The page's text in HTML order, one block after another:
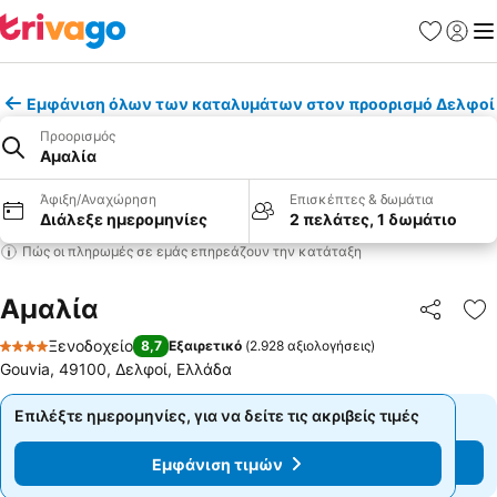
Εμφάνιση όλων των καταλυμάτων στον προορισμό Δελφοί
Προορισμός
Αμαλία
Άφιξη/Αναχώρηση
Διάλεξε ημερομηνίες
Επισκέπτες & δωμάτια
2 πελάτες, 1 δωμάτιο
Πώς οι πληρωμές σε εμάς επηρεάζουν την κατάταξη
Αμαλία
4 Αστέρια
Ξενοδοχείο 8,7 Εξαιρετικό (2.928 αξιολογήσεις)
Gouvia, 49100, Δελφοί, Ελλάδα
Επιλέξτε ημερομηνίες, για να δείτε τις ακριβείς τιμές
Εμφάνιση τιμών
Επιλέξτε ημερομηνίες, για να δείτε τις ακριβείς τιμές
Εμφάνιση τιμών